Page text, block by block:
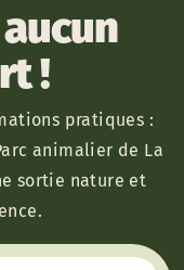
!
pratiques :
animalier de La
sortie nature et